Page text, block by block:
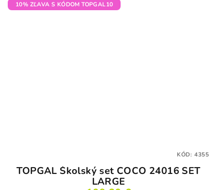
10% ZĽAVA S KÓDOM TOPGAL10
TOPGAL Školský set COCO 24016 SET
LARGE
KÓD: 4355